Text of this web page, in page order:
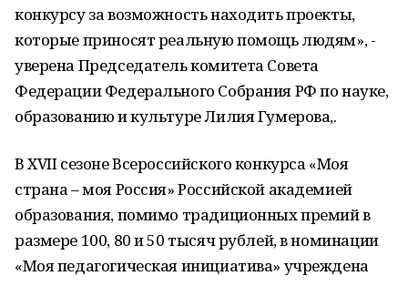
конкурсу за возможность находить проекты,
которые приносят реальную помощь людям», -
уверена Председатель комитета Совета
Федерации Федерального Собрания РФ по науке,
образованию и культуре Лилия Гумерова,.
В XVII сезоне Всероссийского конкурса «Моя
страна – моя Россия» Российской академией
образования, помимо традиционных премий в
размере 100, 80 и 50 тысяч рублей, в номинации
«Моя педагогическая инициатива» учреждена